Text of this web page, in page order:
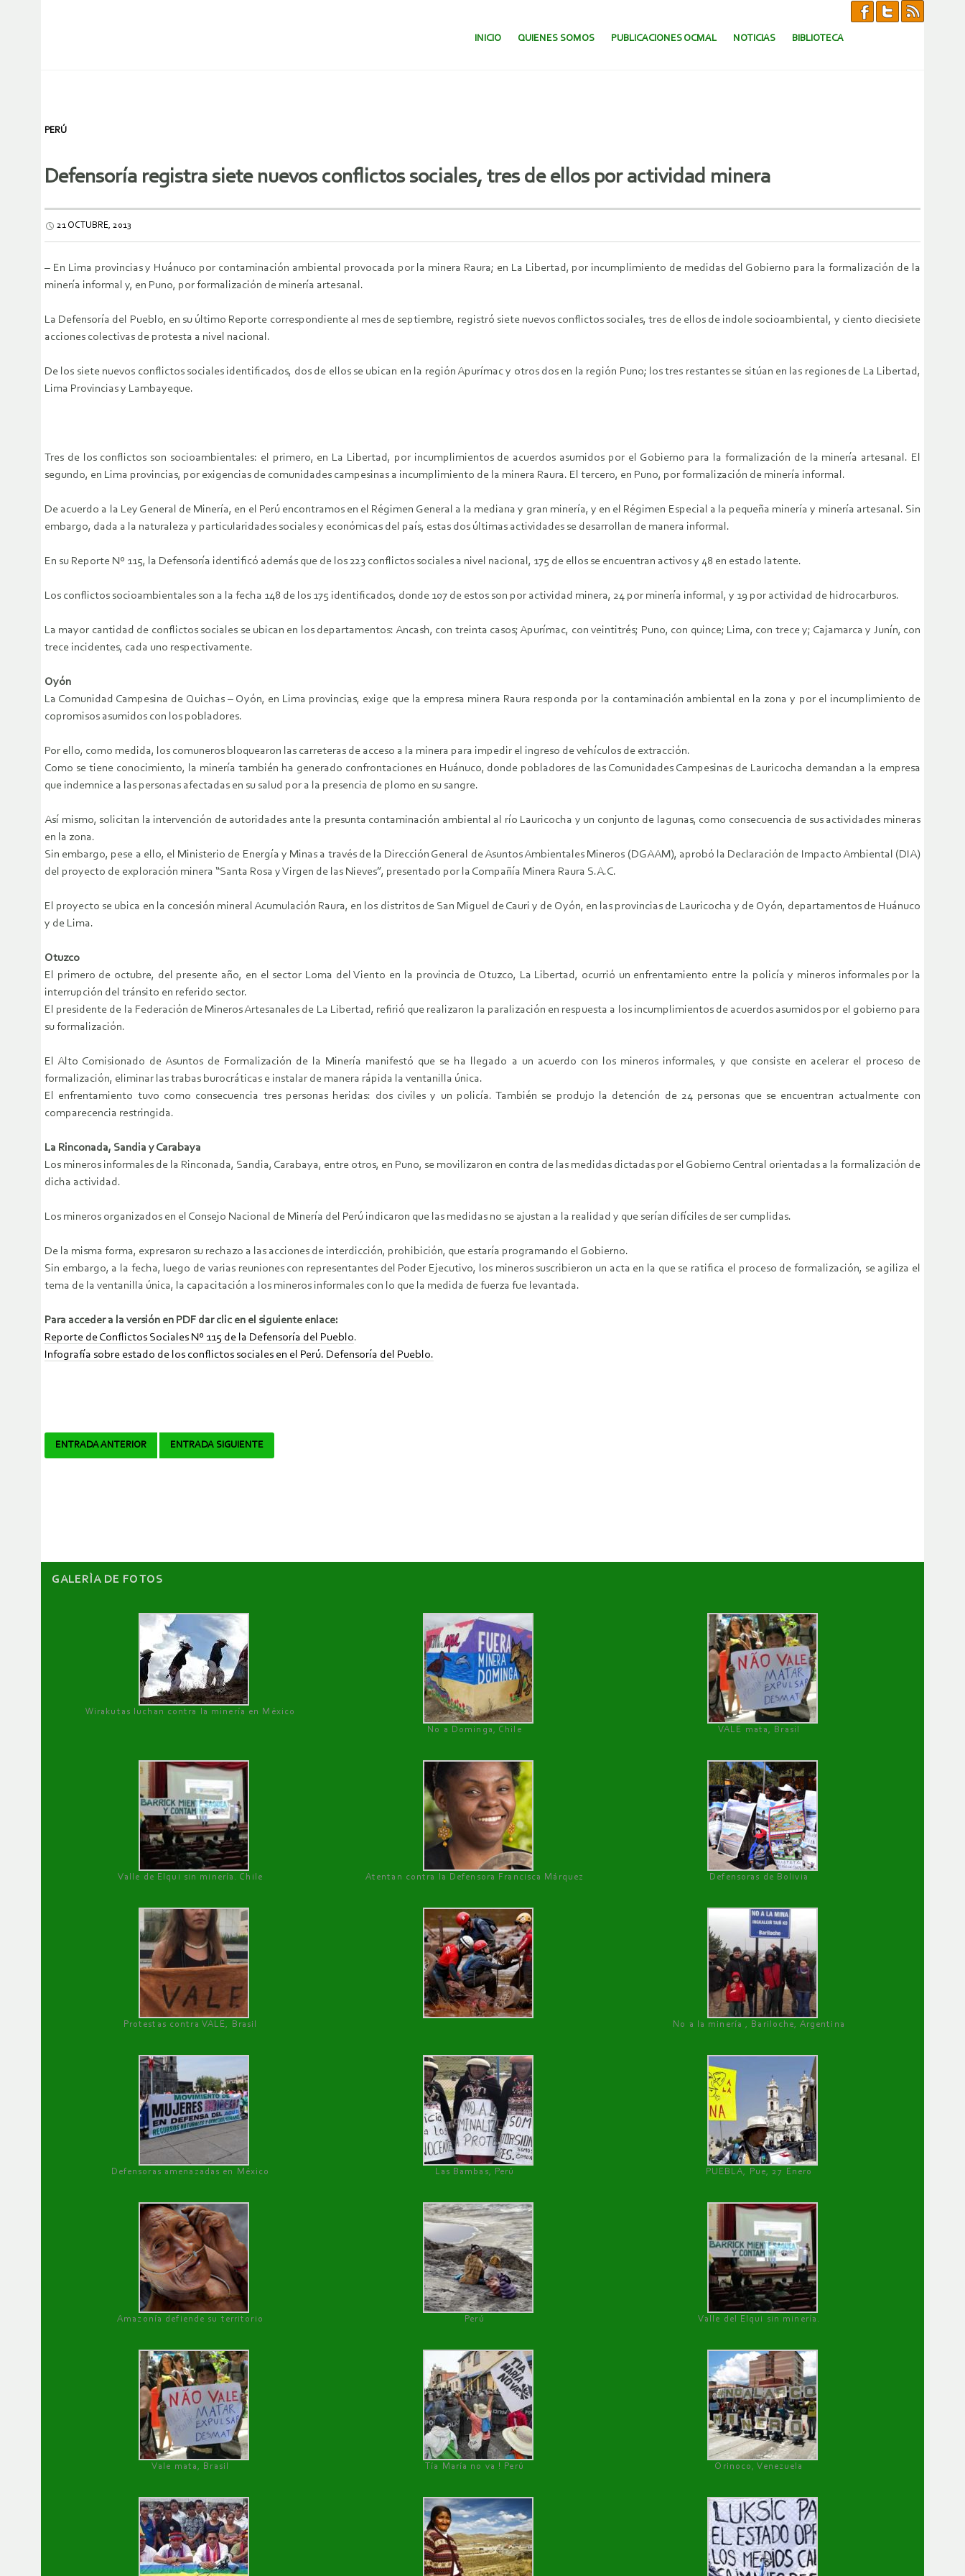
SALTAR AL CONTENIDO.
INICIO QUIENES SOMOS PUBLICACIONES OCMAL NOTICIAS BIBLIOTECA
PERÚ
Defensoría registra siete nuevos conflictos sociales, tres de ellos por actividad minera
21 OCTUBRE, 2013
– En Lima provincias y Huánuco por contaminación ambiental provocada por la minera Raura; en La Libertad, por incumplimiento de medidas del Gobierno para la formalización de la
minería informal y, en Puno, por formalización de minería artesanal.
La Defensoría del Pueblo, en su último Reporte correspondiente al mes de septiembre, registró siete nuevos conflictos sociales, tres de ellos de indole socioambiental, y ciento diecisiete
acciones colectivas de protesta a nivel nacional.
De los siete nuevos conflictos sociales identificados, dos de ellos se ubican en la región Apurímac y otros dos en la región Puno; los tres restantes se sitúan en las regiones de La Libertad,
Lima Provincias y Lambayeque.
Tres de los conflictos son socioambientales: el primero, en La Libertad, por incumplimientos de acuerdos asumidos por el Gobierno para la formalización de la minería artesanal. El
segundo, en Lima provincias, por exigencias de comunidades campesinas a incumplimiento de la minera Raura. El tercero, en Puno, por formalización de minería informal.
De acuerdo a la Ley General de Minería, en el Perú encontramos en el Régimen General a la mediana y gran minería, y en el Régimen Especial a la pequeña minería y minería artesanal. Sin
embargo, dada a la naturaleza y particularidades sociales y económicas del país, estas dos últimas actividades se desarrollan de manera informal.
En su Reporte Nº 115, la Defensoría identificó además que de los 223 conflictos sociales a nivel nacional, 175 de ellos se encuentran activos y 48 en estado latente.
Los conflictos socioambientales son a la fecha 148 de los 175 identificados, donde 107 de estos son por actividad minera, 24 por minería informal, y 19 por actividad de hidrocarburos.
La mayor cantidad de conflictos sociales se ubican en los departamentos: Ancash, con treinta casos; Apurímac, con veintitrés; Puno, con quince; Lima, con trece y; Cajamarca y Junín, con
trece incidentes, cada uno respectivamente.
Oyón
La Comunidad Campesina de Quichas – Oyón, en Lima provincias, exige que la empresa minera Raura responda por la contaminación ambiental en la zona y por el incumplimiento de
copromisos asumidos con los pobladores.
Por ello, como medida, los comuneros bloquearon las carreteras de acceso a la minera para impedir el ingreso de vehículos de extracción.
Como se tiene conocimiento, la minería también ha generado confrontaciones en Huánuco, donde pobladores de las Comunidades Campesinas de Lauricocha demandan a la empresa
que indemnice a las personas afectadas en su salud por a la presencia de plomo en su sangre.
Así mismo, solicitan la intervención de autoridades ante la presunta contaminación ambiental al río Lauricocha y un conjunto de lagunas, como consecuencia de sus actividades mineras
en la zona.
Sin embargo, pese a ello, el Ministerio de Energía y Minas a través de la Dirección General de Asuntos Ambientales Mineros (DGAAM), aprobó la Declaración de Impacto Ambiental (DIA)
del proyecto de exploración minera “Santa Rosa y Virgen de las Nieves”, presentado por la Compañía Minera Raura S.A.C.
El proyecto se ubica en la concesión mineral Acumulación Raura, en los distritos de San Miguel de Cauri y de Oyón, en las provincias de Lauricocha y de Oyón, departamentos de Huánuco
y de Lima.
Otuzco
El primero de octubre, del presente año, en el sector Loma del Viento en la provincia de Otuzco, La Libertad, ocurrió un enfrentamiento entre la policía y mineros informales por la
interrupción del tránsito en referido sector.
El presidente de la Federación de Mineros Artesanales de La Libertad, refirió que realizaron la paralización en respuesta a los incumplimientos de acuerdos asumidos por el gobierno para
su formalización.
El Alto Comisionado de Asuntos de Formalización de la Minería manifestó que se ha llegado a un acuerdo con los mineros informales, y que consiste en acelerar el proceso de
formalización, eliminar las trabas burocráticas e instalar de manera rápida la ventanilla única.
El enfrentamiento tuvo como consecuencia tres personas heridas: dos civiles y un policía. También se produjo la detención de 24 personas que se encuentran actualmente con
comparecencia restringida.
La Rinconada, Sandia y Carabaya
Los mineros informales de la Rinconada, Sandia, Carabaya, entre otros, en Puno, se movilizaron en contra de las medidas dictadas por el Gobierno Central orientadas a la formalización de
dicha actividad.
Los mineros organizados en el Consejo Nacional de Minería del Perú indicaron que las medidas no se ajustan a la realidad y que serían difíciles de ser cumplidas.
De la misma forma, expresaron su rechazo a las acciones de interdicción, prohibición, que estaría programando el Gobierno.
Sin embargo, a la fecha, luego de varias reuniones con representantes del Poder Ejecutivo, los mineros suscribieron un acta en la que se ratifica el proceso de formalización, se agiliza el
tema de la ventanilla única, la capacitación a los mineros informales con lo que la medida de fuerza fue levantada.
Para acceder a la versión en PDF dar clic en el siguiente enlace:
Reporte de Conflictos Sociales Nº 115 de la Defensoría del Pueblo.
Infografía sobre estado de los conflictos sociales en el Perú. Defensoría del Pueblo.
Navegador
ENTRADA ANTERIOR ENTRADA SIGUIENTE
GALERÌA DE FOTOS
Wirakutas luchan contra la minería en México
No a Dominga, Chile
VALE mata, Brasil
Valle de Elqui sin minería. Chile Atentan contra la Defensora Francisca Márquez Defensoras de Bolivia
Protestas contra VALE, Brasil No a la minería , Bariloche, Argentina
Defensoras amenazadas en México Las Bambas, Perú PUEBLA, Pue, 27 Enero
Amazonía defiende su territorio Perú Valle del Elqui sin minería.
Vale mata, Brasil Tía María no va ! Perú Orinoco, Venezuela